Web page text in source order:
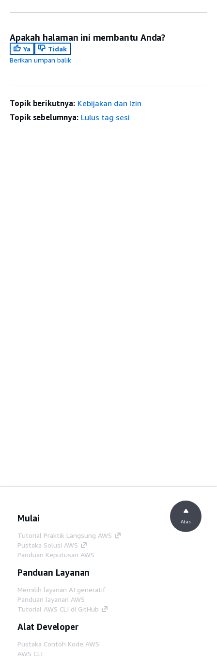
Apakah halaman ini membantu Anda?
Ya
Tidak
Berikan umpan balik
Topik berikutnya: Kebijakan dan Izin
Topik sebelumnya: Lulus tag sesi
Mulai
Tutorial Praktik Langsung AWS
Pustaka Solusi AWS
Panduan Keputusan AWS
Panduan Layanan
Memilih layanan AI generatif
Panduan layanan AWS
Tutorial AWS CLI di GitHub
Alat Developer
Pustaka Contoh Kode AWS
AWS CLI
Atas